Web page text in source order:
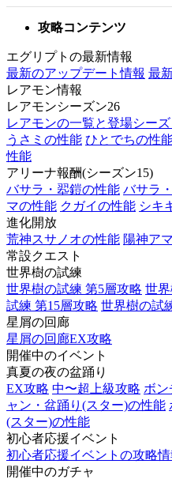
攻略コンテンツ
エグリプトの最新情報
最新のアップデート情報 最
レアモン情報
レアモンシーズン26
レアモンの一覧と登場シー
うさミの性能 ひとでちの性
性能
アリーナ報酬(シーズン15)
バサラ・翆鎧の性能 バサラ
マの性能 クガイの性能 シキ
進化開放
荒神スサノオの性能 陽神ア
常設クエスト
世界樹の試練
世界樹の試練 第5層攻略 世
試練 第15層攻略 世界樹の試
星屑の回廊
星屑の回廊EX攻略
開催中のイベント
真夏の夜の盆踊り
EX攻略 中〜超上級攻略 ボ
ャン・盆踊り(スター)の性能
(スター)の性能
初心者応援イベント
初心者応援イベントの攻略情
開催中のガチャ